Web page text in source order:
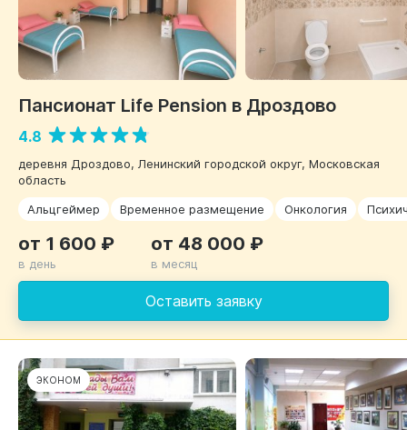
Пансионат Life Pension в Дроздово
4.8
деревня Дроздово, Ленинский городской округ, Московская
область
Альцгеймер
Временное размещение Онкология
Оставить заявку
от 1 600 ₽
в день
от 48 000 ₽
в месяц
ЭКОНОМ